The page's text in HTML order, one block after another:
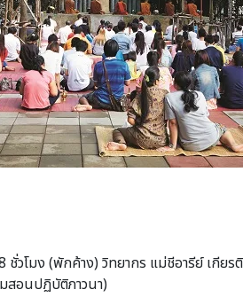
วโมง (พักค้าง) วิทยากร แม่ชีอารีย์ เกีย
สอนปฏิบัติภาวนา)